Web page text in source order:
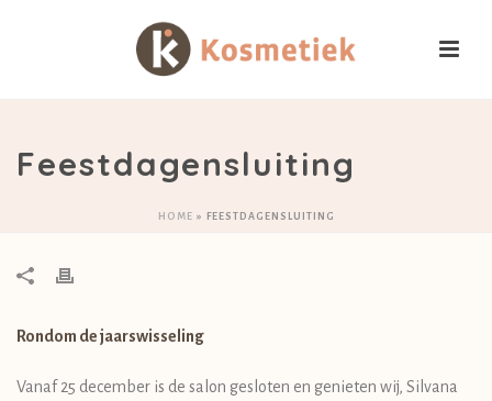
Feestdagensluiting
HOME » FEESTDAGENSLUITING
Rondom de jaarswisseling
Vanaf 25 december is de salon gesloten en genieten wij, Silvana